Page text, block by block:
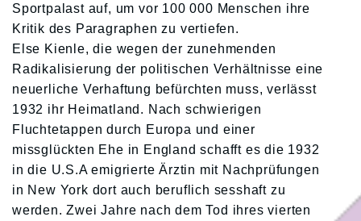
Sportpalast auf, um vor 100 000 Menschen ihre
Kritik des Paragraphen zu vertiefen.
Else Kienle, die wegen der zunehmenden
Radikalisierung der politischen Verhältnisse eine
neuerliche Verhaftung befürchten muss, verlässt
1932 ihr Heimatland. Nach schwierigen
Fluchtetappen durch Europa und einer
missglückten Ehe in England schafft es die 1932
in die U.S.A emigrierte Ärztin mit Nachprüfungen
in New York dort auch beruflich sesshaft zu
werden. Zwei Jahre nach dem Tod ihres vierten